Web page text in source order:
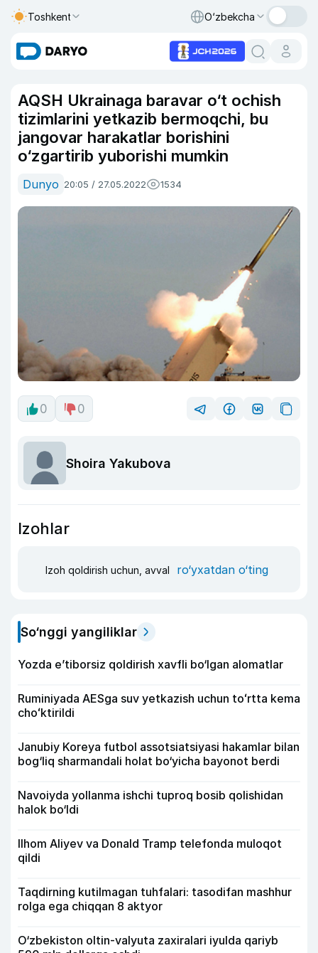
Toshkent O‘zbekcha
AQSH Ukrainaga baravar o‘t ochish
tizimlarini yetkazib bermoqchi, bu
jangovar harakatlar borishini
o‘zgartirib yuborishi mumkin
Dunyo 20:05 / 27.05.2022 1534
0 0
Shoira Yakubova
Izohlar
Izoh qoldirish uchun, avval ro‘yxatdan o‘ting
So‘nggi yangiliklar
Yozda e’tiborsiz qoldirish xavfli bo‘lgan alomatlar
Ruminiyada AESga suv yetkazish uchun toʻrtta kema
choʻktirildi
Janubiy Koreya futbol assotsiatsiyasi hakamlar bilan
bog‘liq sharmandali holat bo‘yicha bayonot berdi
Navoiyda yollanma ishchi tuproq bosib qolishidan
halok bo‘ldi
Ilhom Aliyev va Donald Tramp telefonda muloqot
qildi
Taqdirning kutilmagan tuhfalari: tasodifan mashhur
rolga ega chiqqan 8 aktyor
O‘zbekiston oltin-valyuta zaxiralari iyulda qariyb